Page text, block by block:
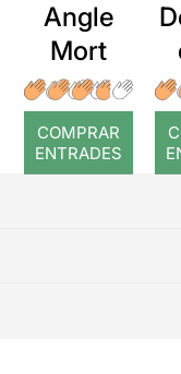
Angle
Mort
COMPRAR
ENTRADES